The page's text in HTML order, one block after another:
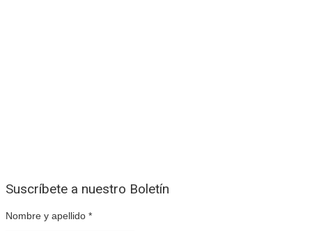
Suscríbete a nuestro Boletín
Nombre y apellido *